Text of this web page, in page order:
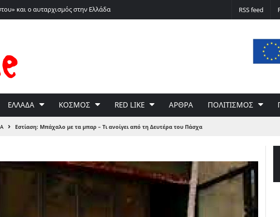
και ο αυταρχισμός στην Ελλάδα RSS feed
ΕΛΛΑΔΑ ΚΟΣΜΟΣ RED LIKE ΑΡΘΡΑ ΠΟΛΙΤΙΣΜΟΣ
› Εστίαση: Μπάχαλο με τα μπαρ – Τι ανοίγει από τη Δευτέρα του Πάσχα